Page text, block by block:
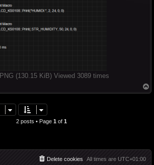
(130.15 KiB) Viewed 3089 times
o
2 posts • Page 1of 1
All times are UTC+01:00
Delete cookies